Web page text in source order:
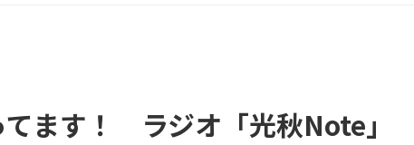
ます！ ラジオ「光秋Note」